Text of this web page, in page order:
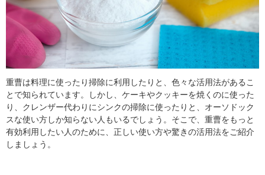
食材辞典
おすすめ
重曹は料理に使ったり掃除に利用したりと、色々な活用法があるこ
とで知られています。しかし、ケーキやクッキーを焼くのに使った
り、クレンザー代わりにシンクの掃除に使ったりと、オーソドック
スな使い方しか知らない人もいるでしょう。そこで、重曹をもっと
有効利用したい人のために、正しい使い方や驚きの活用法をご紹介
しましょう。